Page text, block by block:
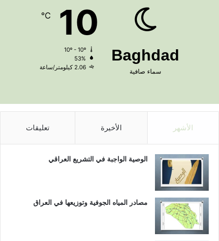
Baghdad
سماء صافية
10
℃
53%
2.06 كيلومتر/ساعة
الأشهر الأخيرة تعليقات
الوصية الواجبة في التشريع العراقي
مصادر المياه الجوفية وتوزيعها في العراق